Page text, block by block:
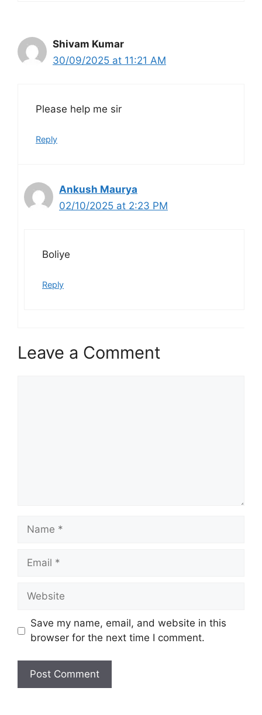
Shivam Kumar
30/09/2025 at 11:21 AM
Please help me sir
Reply
Ankush Maurya
02/10/2025 at 2:23 PM
Boliye
Reply
Leave a Comment
Name
Email
Website
Save my name, email, and website in this
browser for the next time I comment.